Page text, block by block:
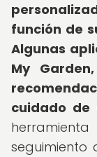
función de
Algunas
My
cuidado de
seguimiento